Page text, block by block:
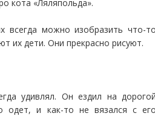
кота «Ляляпольда».
всегда можно изобразить что-
их дети. Они прекрасно рисуют.
удивлял. Он ездил на
одет, и как-то не вязался с